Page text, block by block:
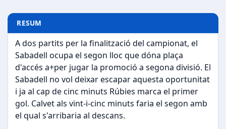
RESUM
A dos partits per la finalització del campionat, el
Sabadell ocupa el segon lloc que dóna plaça
d'accés a+per jugar la promoció a segona divisió. El
Sabadell no vol deixar escapar aquesta oportunitat
i ja al cap de cinc minuts Rúbies marca el primer
gol. Calvet als vint-i-cinc minuts faria el segon amb
el qual s'arribaria al descans.